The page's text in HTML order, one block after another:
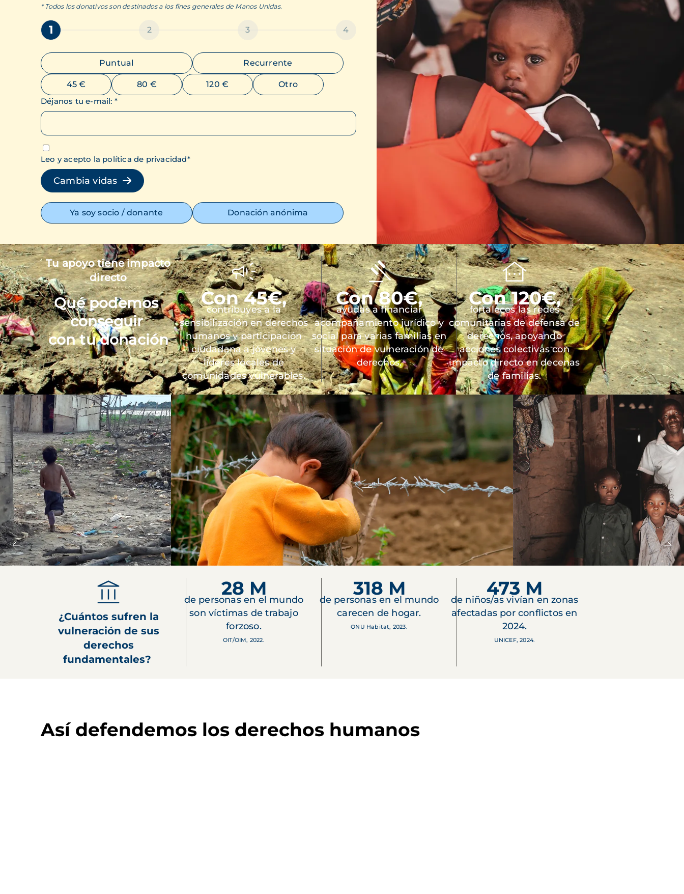
* Todos los donativos son destinados a los fines generales de Manos Unidas.
1 2 3 4
Puntual Recurrente
45 € 80 € 120 €
Otro
Déjanos tu e-mail: *
Leo y acepto la política de privacidad*
Cambia vidas
Ya soy socio / donante Donación anónima
Imagen
Tu apoyo tiene impacto
directo
Qué podemos
conseguir
con tu donación
Con 45€,
contribuyes a la
sensibilización en derechos
humanos y participación
ciudadana a jóvenes y
líderes locales de
comunidades vulnerables.
Con 80€,
ayudas a financiar
acompañamiento jurídico y
social para varias familias en
situación de vulneración de
derechos.
Con 120€,
fortaleces las redes
comunitarias de defensa de
derechos, apoyando
acciones colectivas con
impacto directo en decenas
de familias.
¿Cuántos sufren la
vulneración de sus
derechos
fundamentales?
28 M
de personas en el mundo
son víctimas de trabajo
forzoso.
OIT/OIM, 2022.
318 M
de personas en el mundo
carecen de hogar.
ONU Habitat, 2023.
473 M
de niños/as vivían en zonas
afectadas por conflictos en
2024.
UNICEF, 2024.
Así defendemos los derechos humanos